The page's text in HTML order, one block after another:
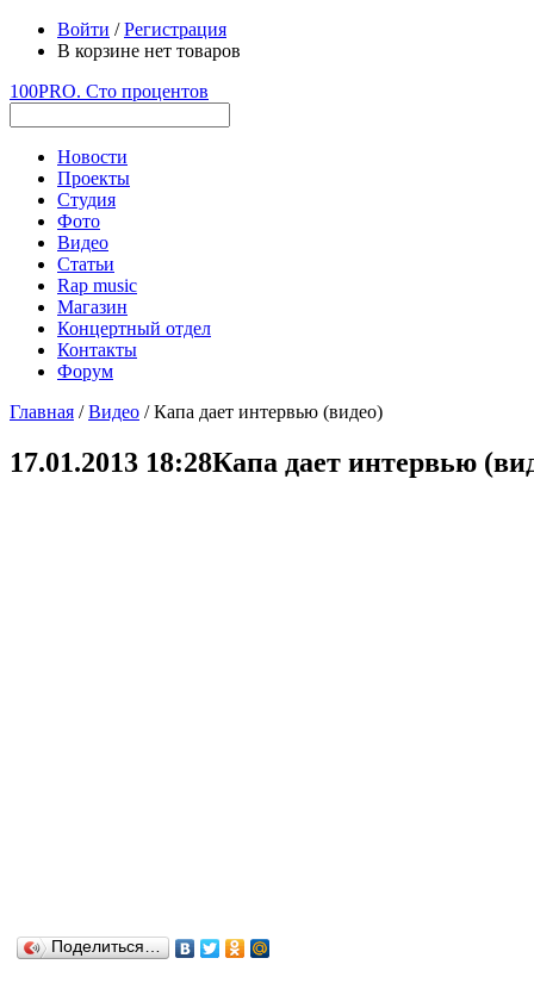
Войти /Регистрация
В корзине нет товаров
100PRO. Сто процентов
Новости
Проекты
Студия
Фото
Видео
Статьи
Rap music
Магазин
Концертный отдел
Контакты
Форум
Главная /Видео / Капа дает интервью (видео)
17.01.2013 18:28Капа дает интервью
Поделиться…